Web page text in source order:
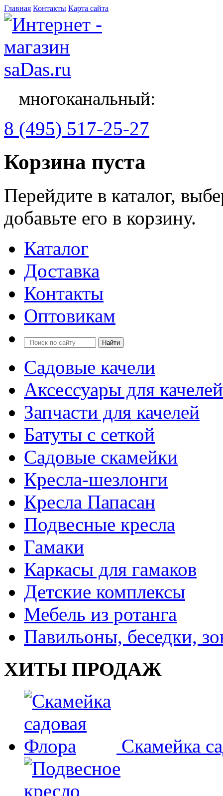
Главная Контакты Карта сайта
многоканальный:
8 (495) 517-25-27
Корзина пуста
Перейдите в каталог,
добавьте его в корзину.
Каталог
Доставка
Контакты
Оптовикам
Садовые качели
Аксессуары для качелей
Запчасти для качелей
Батуты с сеткой
Садовые скамейки
Кресла-шезлонги
Кресла Папасан
Подвесные кресла
Гамаки
Каркасы для гамаков
Детские комплексы
Мебель из ротанга
Павильоны, беседки,
ХИТЫ ПРОДАЖ
Скамейка